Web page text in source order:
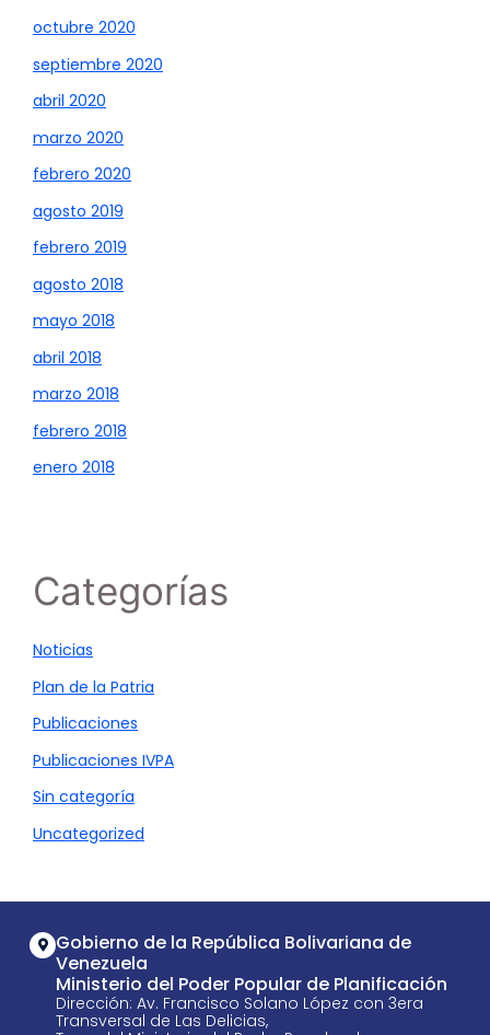
octubre 2020
septiembre 2020
abril 2020
marzo 2020
febrero 2020
agosto 2019
febrero 2019
agosto 2018
mayo 2018
abril 2018
marzo 2018
febrero 2018
enero 2018
Categorías
Noticias
Plan de la Patria
Publicaciones
Publicaciones IVPA
Sin categoría
Uncategorized
Gobierno de la República Bolivariana de
Venezuela
Ministerio del Poder Popular de Planificación
Dirección: Av. Francisco Solano López con 3era
Transversal de Las Delicias,